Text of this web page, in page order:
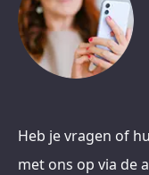
Heb je vragen of
met ons op via de